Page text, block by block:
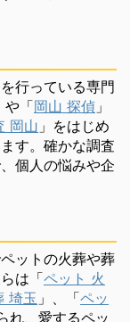
行っている専門
や「岡山 探偵 」
岡山 」をはじめ
す。確かな調査
個人の悩みや企
ットの火葬や葬
は「ペット 火
埼玉 」、「ペッ
れ、愛するペッ